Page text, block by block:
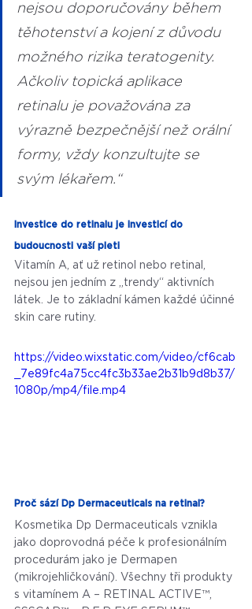
nejsou doporučovány během
těhotenství a kojení z důvodu
možného rizika teratogenity.
Ačkoliv topická aplikace
retinalu je považována za
výrazně bezpečnější než orální
formy, vždy konzultujte se
svým lékařem.“
Investice do retinalu je investicí do
budoucnosti vaší pleti
Vitamín A, ať už retinol nebo retinal,
nejsou jen jedním z „trendy“ aktivních
látek. Je to základní kámen každé účinné
skin care rutiny.
https://video.wixstatic.com/video/cf6cab
_7e89fc4a75cc4fc3b33ae2b31b9d8b37/
1080p/mp4/file.mp4
Proč sází Dp Dermaceuticals na retinal?
Kosmetika Dp Dermaceuticals vznikla
jako doprovodná péče k profesionálním
procedurám jako je Dermapen
(mikrojehličkování). Všechny tři produkty
s vitamínem A – RETINAL ACTIVE™,